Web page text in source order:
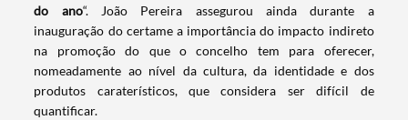
do ano“. João Pereira assegurou ainda durante a
inauguração do certame a importância do impacto indireto
na promoção do que o concelho tem para oferecer,
nomeadamente ao nível da cultura, da identidade e dos
produtos caraterísticos, que considera ser difícil de
quantificar.